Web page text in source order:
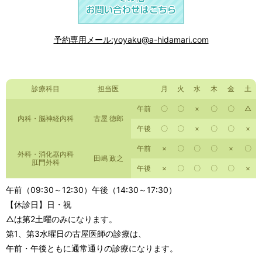
予約専用メール:yoyaku@a-hidamari.com
診療科目 担当医 月 火 水 木 金 土
内科・脳神経内科 古屋 徳郎
午前 〇 〇 × 〇 〇 △
午後 〇 〇 × 〇 〇 ×
外科・消化器内科
肛門外科
田嶋 政之
午前 × 〇 〇 〇 × 〇
午後 × 〇 〇 〇 〇 ×
午前（09:30～12:30）午後（14:30～17:30）
【休診日】日・祝
△は第2土曜のみになります。
第1、第3水曜日の古屋医師の診療は、
午前・午後ともに通常通りの診療になります。